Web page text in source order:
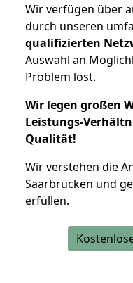
Wir verfügen über
durch unseren
qualifizierten
Auswahl an
Problem löst.
Wir legen großen
Leistungs-
Qualität!
Wir verstehen die
Saarbrücken und
erfüllen.